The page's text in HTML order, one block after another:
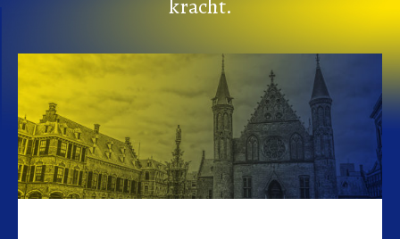
kracht.